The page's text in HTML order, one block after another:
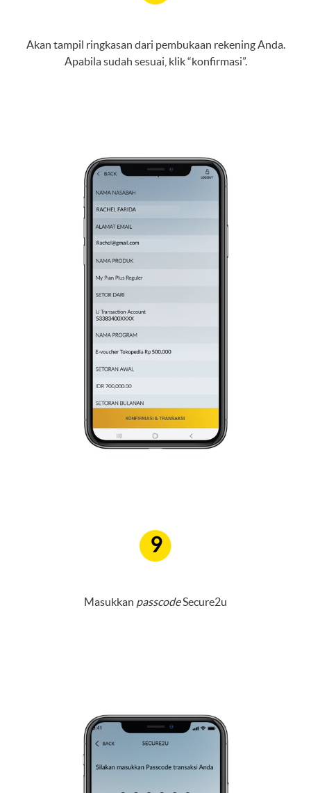
Akan tampil ringkasan dari pembukaan rekening Anda.
Apabila sudah sesuai, klik “konfirmasi”.
9
Masukkan passcodeSecure2u